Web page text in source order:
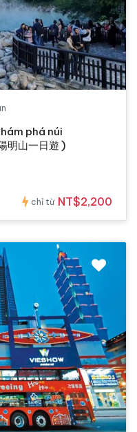
phá núi
明山一日遊 )
chỉ từ NT$2,200